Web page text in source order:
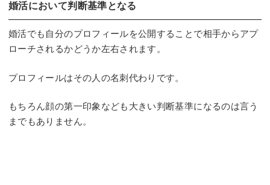
婚活において判断基準となる
婚活でも自分のプロフィールを公開することで相手からアプ
ローチされるかどうか左右されます。
プロフィールはその人の名刺代わりです。
もちろん顔の第一印象なども大きい判断基準になるのは言う
までもありません。